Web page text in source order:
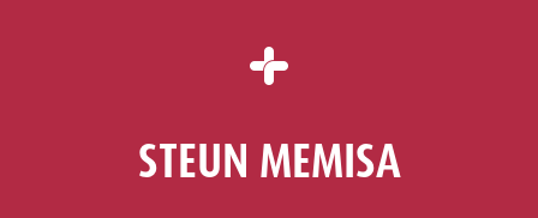
STEUN MEMISA